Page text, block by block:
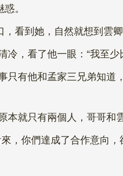
。
到她，自然就想到雲卿
，看了他一眼：“我至少
他和孟家三兄弟知道
就只有兩個人，哥哥和
你們達成了合作意向，